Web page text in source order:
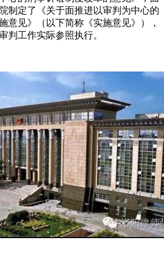
制定了《关于面推进以审判为中心的
意见》（以下简称《实施意见》），
判工作实际参照执行。